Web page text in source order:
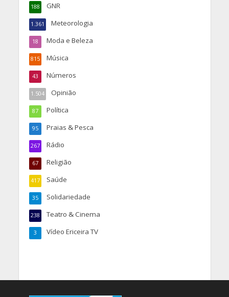
GNR
188
Meteorologia
1.361
Moda e Beleza
18
Música
815
Números
43
Opinião
1.504
Política
87
Praias & Pesca
95
Rádio
267
Religião
67
Saúde
417
Solidariedade
35
Teatro & Cinema
238
Vídeo Ericeira TV
3